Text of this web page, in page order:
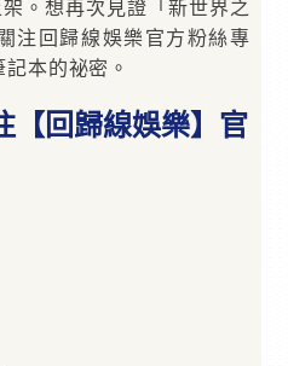
。想再次見證「新世界之
注回歸線娛樂官方粉絲專
本的祕密。
【回歸線娛樂】官